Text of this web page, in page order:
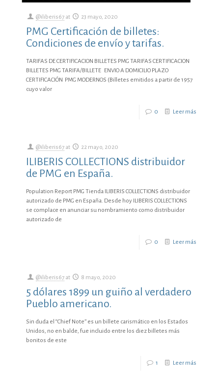
@iliberis67 at 23 mayo, 2020
PMG Certificación de billetes:
Condiciones de envío y tarifas.
TARIFAS DE CERTIFICACION BILLETES PMG TARIFAS CERTIFICACION
BILLETES PMG TARIFA/BILLETE ENVIO A DOMICILIO PLAZO
CERTIFICACIÓN PMG MODERNOS (Billetes emitidos a partir de 1957
cuyo valor
0 Leer más
@iliberis67 at 22 mayo, 2020
ILIBERIS COLLECTIONS distribuidor
de PMG en España.
Population Report PMG Tienda ILIBERIS COLLECTIONS distribuidor
autorizado de PMG en España. Desde hoy ILIBERIS COLLECTIONS
se complace en anunciar su nombramiento como distribuidor
autorizado de
0 Leer más
@iliberis67 at 8 mayo, 2020
5 dólares 1899 un guiño al verdadero
Pueblo americano.
Sin duda el “Chief Note” es un billete carismático en los Estados
Unidos, no en balde, fue incluido entre los diez billetes más
bonitos de este
1 Leer más